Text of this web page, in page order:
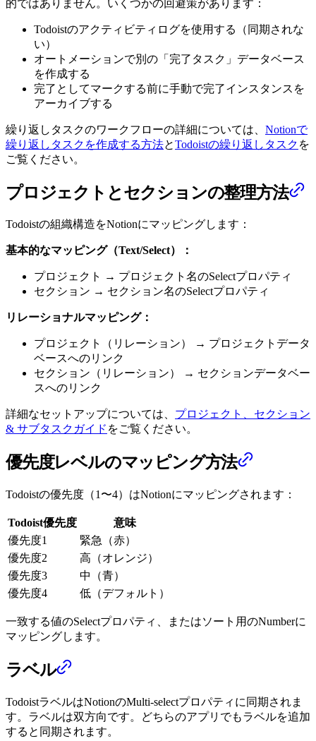
的ではありません。いくつかの回避策があります：
Todoistのアクティビティログを使用する（同期されな
い）
オートメーションで別の「完了タスク」データベース
を作成する
完了としてマークする前に手動で完了インスタンスを
アーカイブする
繰り返しタスクのワークフローの詳細については、 Notionで
繰り返しタスクを作成する方法とTodoistの繰り返しタスク を
ご覧ください。
プロジェクトとセクションの整理方法
Todoistの組織構造をNotionにマッピングします：
基本的なマッピング（Text/Select）：
プロジェクト → プロジェクト名のSelectプロパティ
セクション → セクション名のSelectプロパティ
リレーショナルマッピング：
プロジェクト（リレーション） → プロジェクトデータ
ベースへのリンク
セクション（リレーション） → セクションデータベー
スへのリンク
詳細なセットアップについては、 プロジェクト、セクション
& サブタスクガイド をご覧ください。
優先度レベルのマッピング方法
Todoistの優先度（1〜4）はNotionにマッピングされます：
Todoist優先度
意味
優先度1
緊急（赤）
優先度2
高（オレンジ）
優先度3
中（青）
優先度4
低（デフォルト）
一致する値のSelectプロパティ、またはソート用のNumberに
マッピングします。
ラベル
TodoistラベルはNotionのMulti-selectプロパティに同期されま
す。ラベルは双方向です。どちらのアプリでもラベルを追加
すると同期されます。